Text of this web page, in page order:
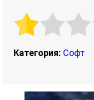
Категория: Софт